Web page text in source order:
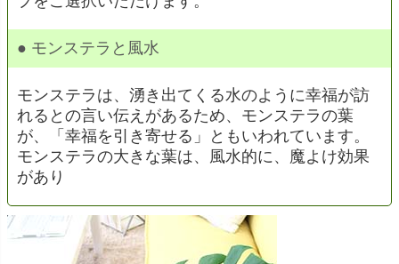
● モンステラと風水
モンステラは、湧き出てくる水のように幸福が訪
れるとの言い伝えがあるため、モンステラの葉
が、「幸福を引き寄せる」ともいわれています。
モンステラの大きな葉は、風水的に、魔よけ効果
があり